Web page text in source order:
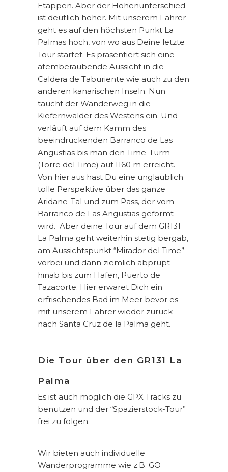
Etappen. Aber der Höhenunterschied
ist deutlich höher. Mit unserem Fahrer
geht es auf den höchsten Punkt La
Palmas hoch, von wo aus Deine letzte
Tour startet. Es präsentiert sich eine
atemberaubende Aussicht in die
Caldera de Taburiente wie auch zu den
anderen kanarischen Inseln. Nun
taucht der Wanderweg in die
Kiefernwälder des Westens ein. Und
verläuft auf dem Kamm des
beeindruckenden Barranco de Las
Angustias bis man den Time-Turm
(Torre del Time) auf 1160 m erreicht.
Von hier aus hast Du eine unglaublich
tolle Perspektive über das ganze
Aridane-Tal und zum Pass, der vom
Barranco de Las Angustias geformt
wird. Aber deine Tour auf dem GR131
La Palma geht weiterhin stetig bergab,
am Aussichtspunkt “Mirador del Time”
vorbei und dann ziemlich abprupt
hinab bis zum Hafen, Puerto de
Tazacorte. Hier erwaret Dich ein
erfrischendes Bad im Meer bevor es
mit unserem Fahrer wieder zurück
nach Santa Cruz de la Palma geht.
Die Tour über den GR131 La
Palma
Es ist auch möglich die GPX Tracks zu
benutzen und der “Spazierstock-Tour”
frei zu folgen.
Wir bieten auch individuelle
Wanderprogramme wie z.B. GO